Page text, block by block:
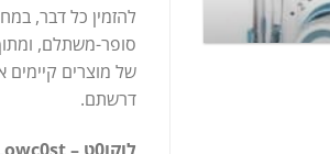
להזמין כל דבר,
סופר-משתלם,
של מוצרים
דרשתם.